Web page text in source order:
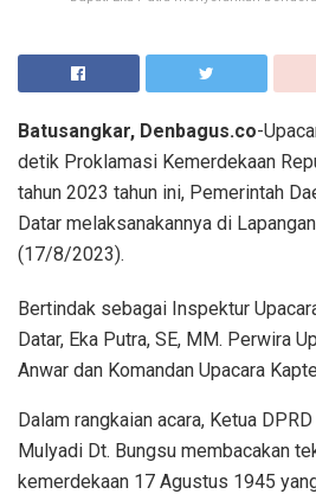
Batusangkar, Denbagus.co-
detik Proklamasi Kemerdekaan
tahun 2023 tahun ini, Pemerintah
Datar melaksanakannya di
(17/8/2023).
Bertindak sebagai Inspektur
Datar, Eka Putra, SE, MM. Perwira
Anwar dan Komandan Upacara
Dalam rangkaian acara, Ketua
Mulyadi Dt. Bungsu membacakan
kemerdekaan 17 Agustus 1945